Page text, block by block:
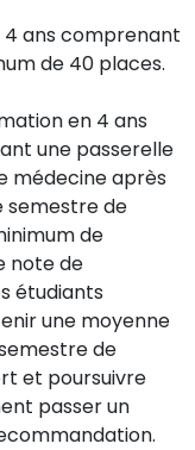
ans comprenant
de 40 places.
en 4 ans
une passerelle
médecine après
semestre de
de
note de
étudiants
une moyenne
de
et poursuivre
passer un